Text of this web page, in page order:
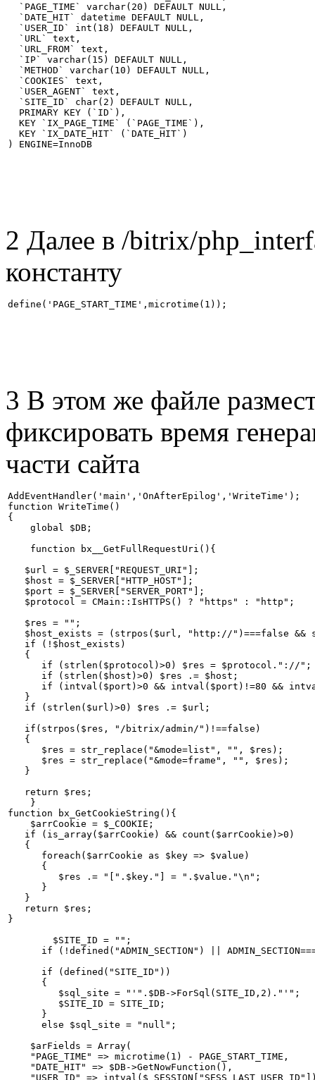
`PAGE_TIME` varchar(20) DEFAULT NULL,
`DATE_HIT` datetime DEFAULT NULL,
`USER_ID` int(18) DEFAULT NULL,
`URL` text,
`URL_FROM` text,
`IP` varchar(15) DEFAULT NULL,
`METHOD` varchar(10) DEFAULT NULL,
`COOKIES` text,
`USER_AGENT` text,
`SITE_ID` char(2) DEFAULT NULL,
PRIMARY KEY (`ID`),
KEY `IX_PAGE_TIME` (`PAGE_TIME`),
KEY `IX_DATE_HIT` (`DATE_HIT`)
) ENGINE=InnoDB
2 Далее в /bitrix/
константу
define('PAGE_START_TIME',microtime(1));
3 В этом же файле
фиксировать время
части сайта
AddEventHandler('main','OnAfterEpilog','WriteTime');
function WriteTime()
{
global $DB;
function bx__GetFullRequestUri(){
$url = $_SERVER["REQUEST_URI"];
$host = $_SERVER["HTTP_HOST"];
$port = $_SERVER["SERVER_PORT"];
$protocol = CMain::IsHTTPS() ? "https" : "http";
$res = "";
$host_exists = (strpos($url, "http://")===false
if (!$host_exists)
{
if (strlen($protocol)>0) $res = $protocol."://";
if (strlen($host)>0) $res .= $host;
if (intval($port)>0 && intval($port)!=80 &&
}
if (strlen($url)>0) $res .= $url;
if(strpos($res, "/bitrix/admin/")!==false)
{
$res = str_replace("&mode=list", "", $res);
$res = str_replace("&mode=frame", "", $res);
}
return $res;
}
function bx_GetCookieString(){
$arrCookie = $_COOKIE;
if (is_array($arrCookie) && count($arrCookie)>0)
{
foreach($arrCookie as $key => $value)
{
$res .= "[".$key."] = ".$value."\n";
}
}
return $res;
}
$SITE_ID = "";
if (!defined("ADMIN_SECTION") ||
if (defined("SITE_ID"))
{
$sql_site = "'".$DB->ForSql(SITE_ID,2)."'";
$SITE_ID = SITE_ID;
}
else $sql_site = "null";
$arFields = Array(
"PAGE_TIME" => microtime(1) - PAGE_START_TIME,
"DATE_HIT" => $DB->GetNowFunction(),
"USER_ID" =>